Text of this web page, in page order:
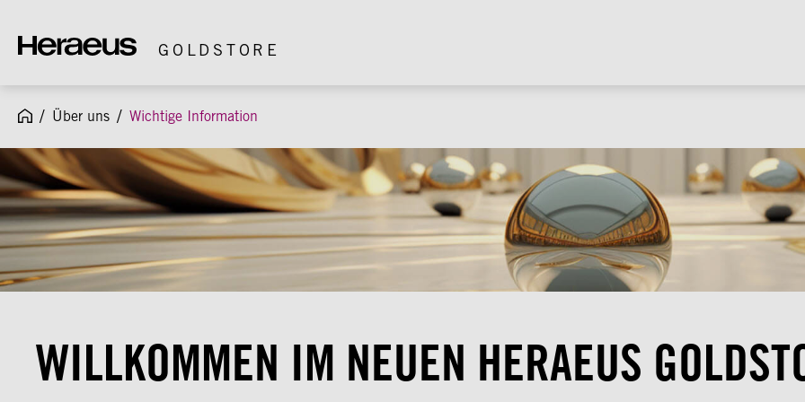
GOLDSTORE
/ Über uns / Wichtige Information
WILLKOMMEN IM NEUEN HERAEUS